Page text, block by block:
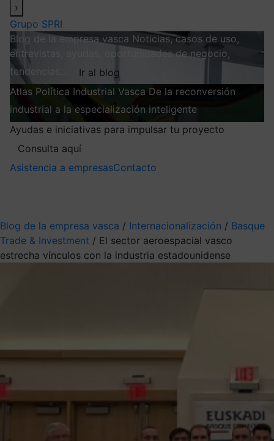
›
Grupo SPRI
Blog de la empresa vasca Noticias, casos de uso,
entrevistas, ayudas, oportunidades de negocio,
tendencias…
Ir al blog
Atlas Política Industrial Vasca De la reconversión
industrial a la especialización inteligente
Ayudas e iniciativas para impulsar tu proyecto
Consulta aquí
Asistencia a empresasContacto
Blog de la empresa vasca / Internacionalización / Basque
Trade & Investment / El sector aeroespacial vasco
estrecha vínculos con la industria estadounidense